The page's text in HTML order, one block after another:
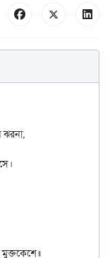
ঝরনা,